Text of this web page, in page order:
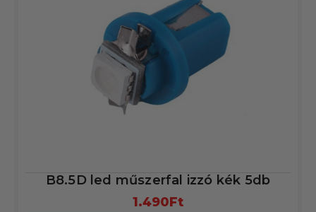
B8.5D led műszerfal izzó kék 5db
1.490Ft